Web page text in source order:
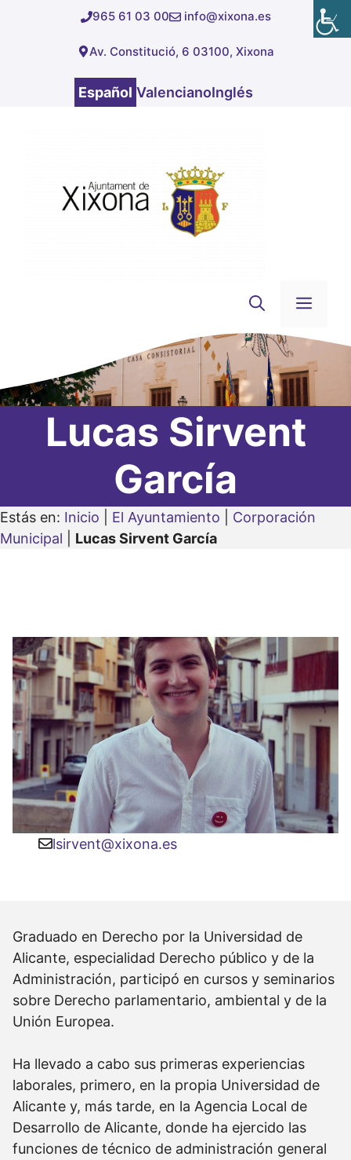
965 61 03 00 info@xixona.es
Av. Constitució, 6 03100, Xixona
Español ValencianoInglés
Lucas Sirvent
García
Estás en: Inicio El Ayuntamiento
Corporación
Municipal
Lucas Sirvent García
lsirvent@xixona.es
Graduado en Derecho por la Universidad de
Alicante, especialidad Derecho público y de la
Administración, participó en cursos y seminarios
sobre Derecho parlamentario, ambiental y de la
Unión Europea.
Ha llevado a cabo sus primeras experiencias
laborales, primero, en la propia Universidad de
Alicante y, más tarde, en la Agencia Local de
Desarrollo de Alicante, donde ha ejercido las
funciones de técnico de administración general